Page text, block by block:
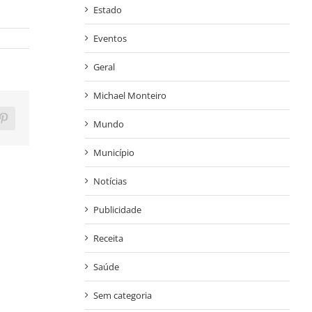
Pinterest
Estado
Eventos
Geral
Michael Monteiro
Mundo
Município
Notícias
Publicidade
Receita
Saúde
Sem categoria